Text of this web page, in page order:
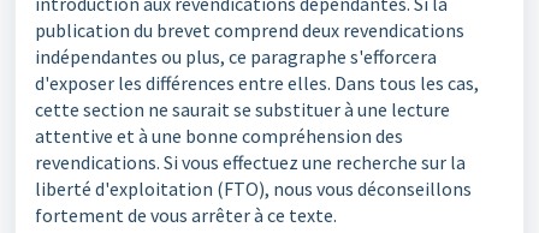
publication du brevet comprend deux revendications
indépendantes ou plus, ce paragraphe s'efforcera
d'exposer les différences entre elles. Dans tous les cas,
cette section ne saurait se substituer à une lecture
attentive et à une bonne compréhension des
revendications. Si vous effectuez une recherche sur la
liberté d'exploitation (FTO), nous vous déconseillons
fortement de vous arrêter à ce texte.